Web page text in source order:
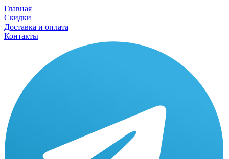
Главная
Скидки
Доставка и оплата
Контакты